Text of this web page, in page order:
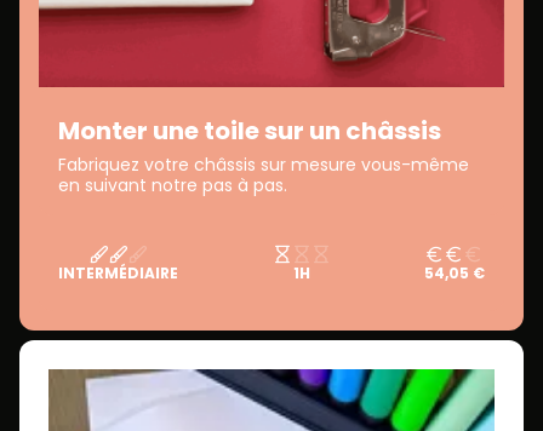
Monter une toile sur un châssis
Fabriquez votre châssis sur mesure vous-même
en suivant notre pas à pas.
INTERMÉDIAIRE 1H 54,05 €